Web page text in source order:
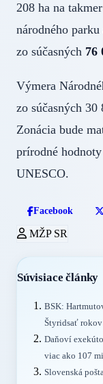
208 ha na
národného
zo súčasných 76
Výmera
zo súčasných 30
Zonácia bude
prírodné
UNESCO.
Facebook
MŽP SR
Súvisiace články
BSK:
Štyridsať
Daňoví
viac ako 107
Slovenská